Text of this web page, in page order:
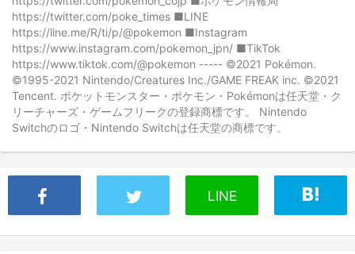
https://twitter.com/poke_times ■LINE
https://line.me/R/ti/p/@pokemon ■Instagram
https://www.instagram.com/pokemon_jpn/ ■TikTok
https://www.tiktok.com/@pokemon ----- ©2021 Pokémon.
©1995-2021 Nintendo/Creatures Inc./GAME FREAK inc. ©2021
Tencent. ポケットモンスター・ポケモン・Pokémonは任天堂・ク
リーチャーズ・ゲームフリークの登録商標です。 Nintendo
Switchのロゴ・Nintendo Switchは任天堂の商標です。
LINE